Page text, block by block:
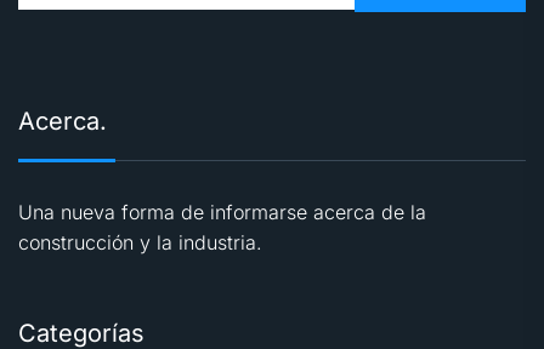
Acerca.
Una nueva forma de informarse acerca de la
construcción y la industria.
Categorías